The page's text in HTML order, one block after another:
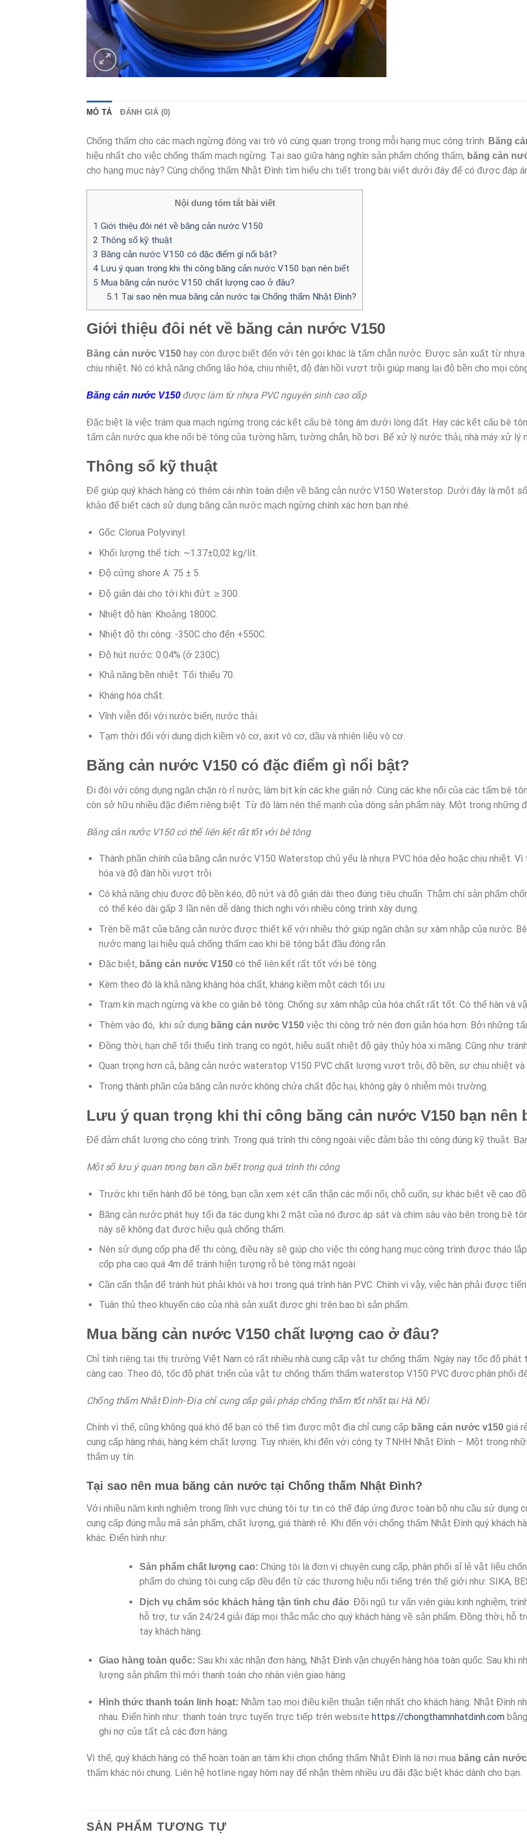
MÔ TẢ ĐÁNH GIÁ (0)
Chống thấm cho các mạch ngừng đóng vai trò vô cùng quan trọng trong mỗi hạng mục công trình. Băng
hiệu nhất cho việc chống thấm mạch ngừng. Tại sao giữa hàng nghìn sản phẩm chống thấm, băng cản
cho hạng mục này? Cùng chống thấm Nhật Đình tìm hiểu chi tiết trong bài viết dưới đây để có được đáp
Nội dung tóm tắt bài viết
1 Giới thiệu đôi nét về băng cản nước V150
2 Thông số kỹ thuật
3 Băng cản nước V150 có đặc điểm gì nổi bật?
4 Lưu ý quan trọng khi thi công băng cản nước V150 bạn nên biết
5 Mua băng cản nước V150 chất lượng cao ở đâu?
5.1 Tại sao nên mua băng cản nước tại Chống thấm Nhật Đình?
Giới thiệu đôi nét về băng cản nước V150
Băng cản nước V150 hay còn được biết đến với tên gọi khác là tấm chắn nước. Được sản xuất từ nhựa
chịu nhiệt. Nó có khả năng chống lão hóa, chịu nhiệt, độ đàn hồi vượt trội giúp mang lại độ bền cho mọi
Băng cản nước V150 được làm từ nhựa PVC nguyên sinh cao cấp
Đặc biệt là việc trám qua mạch ngừng trong các kết cấu bê tông âm dưới lòng đất. Hay các kết cấu bê
tấm cản nước qua khe nối bê tông của tường hầm, tường chắn, hồ bơi. Bể xử lý nước thải, nhà máy xử lý
Thông số kỹ thuật
Để giúp quý khách hàng có thêm cái nhìn toàn diện về băng cản nước V150 Waterstop. Dưới đây là một
khảo để biết cách sử dụng băng cản nước mạch ngừng chính xác hơn bạn nhé.
Gốc: Clorua Polyvinyl.
Khối lượng thể tích: ~1.37±0,02 kg/lít.
Độ cứng shore A: 75 ± 5.
Độ giãn dài cho tới khi đứt: ≥ 300.
Nhiệt độ hàn: Khoảng 1800C.
Nhiệt độ thi công: -350C cho đến +550C.
Độ hút nước: 0.04% (ở 230C).
Khả năng bền nhiệt: Tối thiểu 70.
Kháng hóa chất:
Vĩnh viễn đối với nước biển, nước thải.
Tạm thời đối với dung dịch kiềm vô cơ, axit vô cơ, dầu và nhiên liệu vô cơ.
Băng cản nước V150 có đặc điểm gì nổi bật?
Đi đôi với công dụng ngăn chặn rò rỉ nước, làm bịt kín các khe giãn nở. Cùng các khe nối của các tấm bê
còn sở hữu nhiều đặc điểm riêng biệt. Từ đó làm nên thế mạnh của dòng sản phẩm này. Một trong những
Băng cản nước V150 có thể liên kết rất tốt với bê tông
Thành phần chính của băng cản nước V150 Waterstop chủ yếu là nhựa PVC hóa dẻo hoặc chịu nhiệt.
hóa và độ đàn hồi vượt trội.
Có khả năng chịu được độ bền kéo, độ nứt và độ giãn dài theo đúng tiêu chuẩn. Thậm chí sản phẩm
có thể kéo dài gấp 3 lần nên dễ dàng thích nghi với nhiều công trình xây dựng.
Trên bề mặt của băng cản nước được thiết kế với nhiều thớ giúp ngăn chặn sự xâm nhập của nước.
nước mang lại hiệu quả chống thấm cao khi bê tông bắt đầu đóng rắn.
Đặc biệt, băng cản nước V150 có thể liên kết rất tốt với bê tông.
Kèm theo đó là khả năng kháng hóa chất, kháng kiềm một cách tối ưu.
Trạm kín mạch ngừng và khe co giãn bê tông. Chống sự xâm nhập của hóa chất rất tốt. Có thể hàn và
Thêm vào đó, khi sử dụng băng cản nước V150 việc thi công trở nên đơn giản hóa hơn. Bởi những
Đồng thời, hạn chế tối thiểu tình trạng co ngót, hiệu suất nhiệt độ gây thủy hóa xi măng. Cũng như
Quan trọng hơn cả, băng cản nước waterstop V150 PVC chất lượng vượt trội, độ bền, sự chịu nhiệt
Trong thành phần của băng cản nước không chứa chất độc hại, không gây ô nhiễm môi trường.
Lưu ý quan trọng khi thi công băng cản nước V150 bạn nên
Để đảm chất lượng cho công trình. Trong quá trình thi công ngoài việc đảm bảo thi công đúng kỹ thuật.
Một số lưu ý quan trọng bạn cần biết trong quá trình thi công
Trước khi tiến hành đổ bê tông, bạn cần xem xét cẩn thận các mối nối, chỗ cuốn, sự khác biệt về cao độ.
Băng cản nước phát huy tối đa tác dụng khi 2 mặt của nó được áp sát và chìm sâu vào bên trong bê
này sẽ không đạt được hiệu quả chống thấm.
Nên sử dụng cốp pha để thi công, điều này sẽ giúp cho việc thi công hạng mục công trình được tháo
cốp pha cao quá 4m để tránh hiện tượng rỗ bê tông mặt ngoài.
Cần cẩn thận để tránh hút phải khói và hơi trong quá trình hàn PVC. Chính vì vậy, việc hàn phải được
Tuân thủ theo khuyến cáo của nhà sản xuất được ghi trên bao bì sản phẩm.
Mua băng cản nước V150 chất lượng cao ở đâu?
Chỉ tính riêng tại thị trường Việt Nam có rất nhiều nhà cung cấp vật tư chống thấm. Ngày nay tốc độ
càng cao. Theo đó, tốc độ phát triển của vật tư chống thấm thấm waterstop V150 PVC được phân phối
Chống thấm Nhật Đình- Địa chỉ cung cấp giải pháp chống thấm tốt nhất tại Hà Nội
Chính vì thế, cũng không quá khó để bạn có thể tìm được một địa chỉ cung cấp băng cản nước v150 giá
cung cấp hàng nhái, hàng kém chất lượng. Tuy nhiên, khi đến với công ty TNHH Nhật Đình – Một trong
thấm uy tín.
Tại sao nên mua băng cản nước tại Chống thấm Nhật Đình?
Với nhiều năm kinh nghiệm trong lĩnh vực chúng tôi tự tin có thể đáp ứng được toàn bộ nhu cầu sử dụng
cung cấp đúng mẫu mã sản phẩm, chất lượng, giá thành rẻ. Khi đến với chống thấm Nhật Đình quý khách
khác. Điển hình như:
Sản phẩm chất lượng cao: Chúng tôi là đơn vị chuyên cung cấp, phân phối sỉ lẻ vật liệu
phẩm do chúng tôi cung cấp đều đến từ các thương hiệu nổi tiếng trên thế giới như: SIKA,
Dịch vụ chăm sóc khách hàng tận tình chu đáo: Đội ngũ tư vấn viên giàu kinh nghiệm,
hỗ trợ, tư vấn 24/24 giải đáp mọi thắc mắc cho quý khách hàng về sản phẩm. Đồng thời, hỗ
tay khách hàng.
Giao hàng toàn quốc: Sau khi xác nhận đơn hàng, Nhật Đình vận chuyển hàng hóa toàn quốc. Sau khi
lượng sản phẩm thì mới thanh toán cho nhân viên giao hàng.
Hình thức thanh toán linh hoạt: Nhằm tạo mọi điều kiện thuận tiện nhất cho khách hàng. Nhật Đình
nhau. Điển hình như: thanh toán trực tuyến trực tiếp trên website https://chongthamnhatdinh.com
ghi nợ của tất cả các đơn hàng.
Vì thế, quý khách hàng có thể hoàn toàn an tâm khi chọn chống thấm Nhật Đình là nơi mua băng cản
thấm khác nói chung. Liên hệ hotline ngay hôm nay để nhận thêm nhiều ưu đãi đặc biệt khác dành cho bạn.
SẢN PHẨM TƯƠNG TỰ